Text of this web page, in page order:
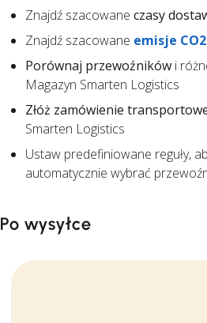
Znajdź szacowane czasy
Znajdź szacowane emisje
Porównaj przewoźników i
Magazyn Smarten Logistics
Złóż zamówienie
Smarten Logistics
Ustaw predefiniowane reguły,
automatycznie wybrać
Po wysyłce